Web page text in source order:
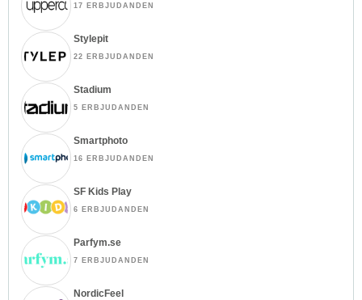
17 ERBJUDANDEN
Stylepit
22 ERBJUDANDEN
Stadium
5 ERBJUDANDEN
Smartphoto
16 ERBJUDANDEN
SF Kids Play
6 ERBJUDANDEN
Parfym.se
7 ERBJUDANDEN
NordicFeel